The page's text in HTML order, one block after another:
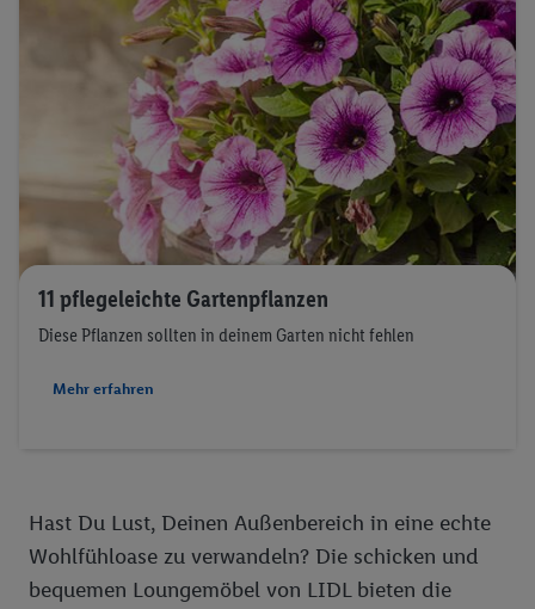
11 pflegeleichte Gartenpflanzen
Diese Pflanzen sollten in deinem Garten nicht fehlen
Mehr erfahren
Hast Du Lust, Deinen Außenbereich in eine echte
Wohlfühloase zu verwandeln? Die schicken und
bequemen Loungemöbel von LIDL bieten die